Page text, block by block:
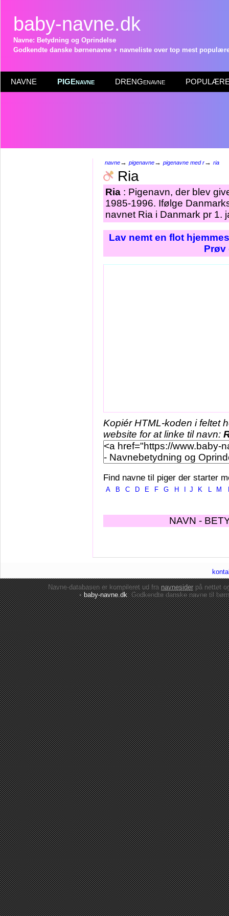
baby-navne.dk
Navne: Betydning og Oprindelse
Godkendte danske børnenavne + navneliste over top mest
NAVNE PIGEnavne DRENGenavne POPULÆRE
navne→ pigenavne→ pigenavne med r→ ria
Ria
Ria : Pigenavn, der blev
1985-1996. Ifølge
navnet Ria i Danmark pr 1.
Lav nemt en flot
Prøv
Kopiér HTML-koden i feltet
website for at linke til navn:
Find navne til piger der starter
A B C D E F G H J K L M
NAVN -
Navne-databasen er kompileret ud franavnesiderpå nettet
•baby-navne.dk: Godkendte danskenavne til børn